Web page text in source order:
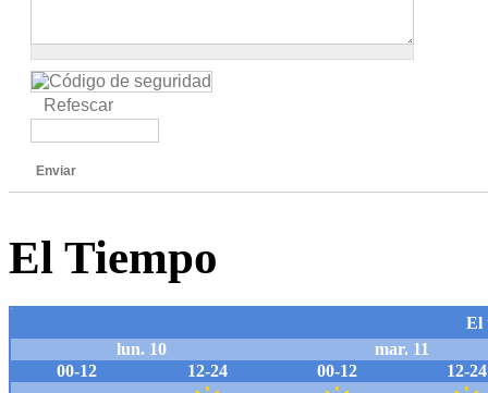
Refescar
Enviar
El Tiempo